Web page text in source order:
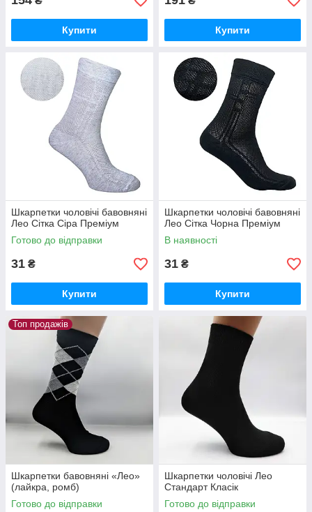
Купити Купити
Шкарпетки чоловічі бавовняні
Лео Сітка Сіра Преміум
Готово до відправки
31 ₴
Купити
Шкарпетки чоловічі бавовняні
Лео Сітка Чорна Преміум
В наявності
31 ₴
Купити
Топ продажів
Шкарпетки бавовняні «Лео»
(лайкра, ромб)
Готово до відправки
Шкарпетки чоловічі Лео
Стандарт Класік
Готово до відправки